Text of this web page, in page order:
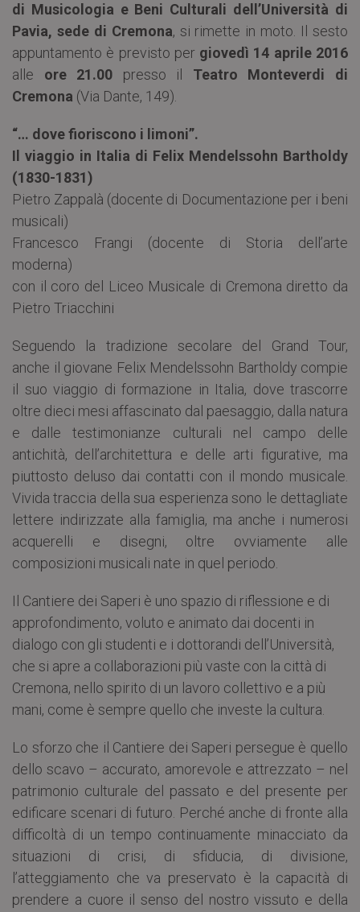
di Musicologia e Beni Culturali dell’Università di
Pavia, sede di Cremona, si rimette in moto. Il sesto
appuntamento è previsto per giovedì 14 aprile 2016
alle ore 21.00 presso il Teatro Monteverdi di
Cremona (Via Dante, 149).
“… dove fioriscono i limoni”.
Il viaggio in Italia di Felix Mendelssohn Bartholdy
(1830-1831)
Pietro Zappalà (docente di Documentazione per i beni
musicali)
Francesco Frangi (docente di Storia dell’arte
moderna)
con il coro del Liceo Musicale di Cremona diretto da
Pietro Triacchini
Seguendo la tradizione secolare del Grand Tour,
anche il giovane Felix Mendelssohn Bartholdy compie
il suo viaggio di formazione in Italia, dove trascorre
oltre dieci mesi affascinato dal paesaggio, dalla natura
e dalle testimonianze culturali nel campo delle
antichità, dell’architettura e delle arti figurative, ma
piuttosto deluso dai contatti con il mondo musicale.
Vivida traccia della sua esperienza sono le dettagliate
lettere indirizzate alla famiglia, ma anche i numerosi
acquerelli e disegni, oltre ovviamente alle
composizioni musicali nate in quel periodo.
Il Cantiere dei Saperi è uno spazio di riflessione e di
approfondimento, voluto e animato dai docenti in
dialogo con gli studenti e i dottorandi dell’Università,
che si apre a collaborazioni più vaste con la città di
Cremona, nello spirito di un lavoro collettivo e a più
mani, come è sempre quello che investe la cultura.
Lo sforzo che il Cantiere dei Saperi persegue è quello
dello scavo – accurato, amorevole e attrezzato – nel
patrimonio culturale del passato e del presente per
edificare scenari di futuro. Perché anche di fronte alla
difficoltà di un tempo continuamente minacciato da
situazioni di crisi, di sfiducia, di divisione,
l’atteggiamento che va preservato è la capacità di
prendere a cuore il senso del nostro vissuto e della